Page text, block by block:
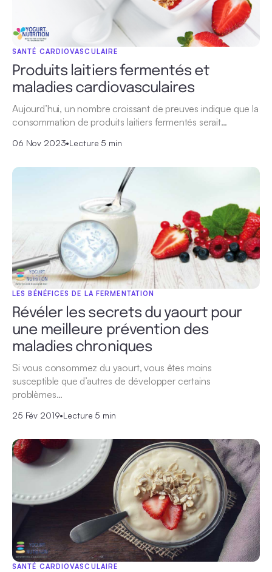
SANTÉ CARDIOVASCULAIRE
Produits laitiers fermentés et
maladies cardiovasculaires
Aujourd’hui, un nombre croissant de preuves indique que la
consommation de produits laitiers fermentés serait…
06 Nov 2023•Lecture 5 min
LES BÉNÉFICES DE LA FERMENTATION
Révéler les secrets du yaourt pour
une meilleure prévention des
maladies chroniques
Si vous consommez du yaourt, vous êtes moins
susceptible que d’autres de développer certains
problèmes…
25 Fév 2019•Lecture 5 min
SANTÉ CARDIOVASCULAIRE